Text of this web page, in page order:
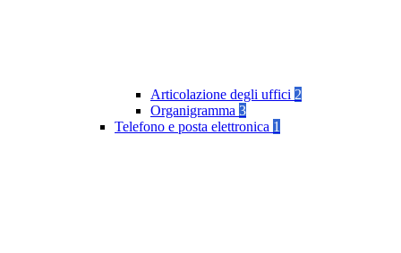
Articolazione degli uffici 2
Organigramma 3
Telefono e posta elettronica 1